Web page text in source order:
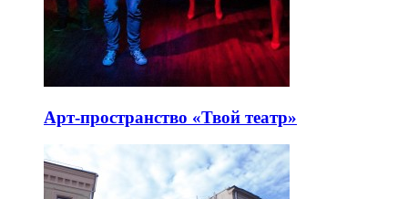
Арт-пространство «Твой театр»